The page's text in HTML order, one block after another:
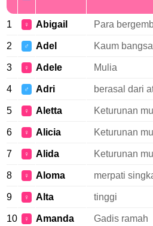
1 ♀ Abigail Para
2 ♂ Adel Kaum
3 ♀ Adele Mulia
4 ♂ Adri berasal dari
5 ♀ Aletta Keturunan
6 ♀ Alicia Keturunan
7 ♀ Alida Keturunan
8 ♀ Aloma merpati
9 ♀ Alta tinggi
10 ♀ Amanda Gadis ramah